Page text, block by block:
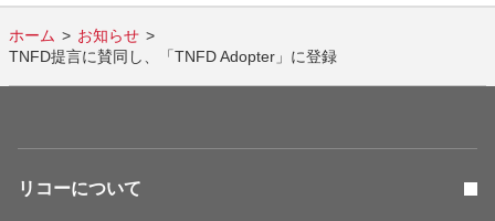
ホーム
お知らせ
TNFD提言に賛同し、「TNFD Adopter」に登録
リコーについて